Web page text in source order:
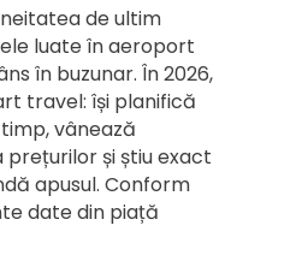
de ultim
luate în aeroport
în buzunar. În 2026,
travel: își planifică
vânează
și știu exact
apusul. Conform
date din piață